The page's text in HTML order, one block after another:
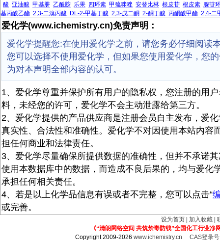
酸 亚油酸 甲基肼 乙酰胺 乐果 四环素 甲巯咪唑 安替比林 根皮苷 根皮素 腺苷
基丙酸乙酯 2,3-二溴丙酸 DL-2-甲基丁酸 2,3-戊二酮 2-酮丁酸 丙酮酸甲酯 2,4-二
爱化学(www.ichemistry.cn)免责声明：
爱化学提醒您:在使用爱化学之前，请您务必仔细阅读
您可以选择不使用爱化学，但如果您使用爱化学，您
为对本声明全部内容的认可。
1、爱化学尊重并保护所有用户的隐私权，您注册的用
料，未经您的许可，爱化学不会主动泄露给第三方。
2、爱化学提供的产品供应商是注册会员自主发布，爱
真实性、合法性和准确性。爱化学不对因使用本站内容
担任何商业和法律责任。
3、爱化学尽量确保所提供数据的准确性，但并不承诺
使用本数据库中的数据，而造成不良后果的，均与爱化
承担任何相关责任。
4、若是以上化学品信息有误或者不完整，您可以点击“
或完善。
设为首页 加入收藏
《“清朗网络空间 共筑禁毒防线”全国化工行业净
Copyright 2009-2026www.ichemistry.cn
CAS登录